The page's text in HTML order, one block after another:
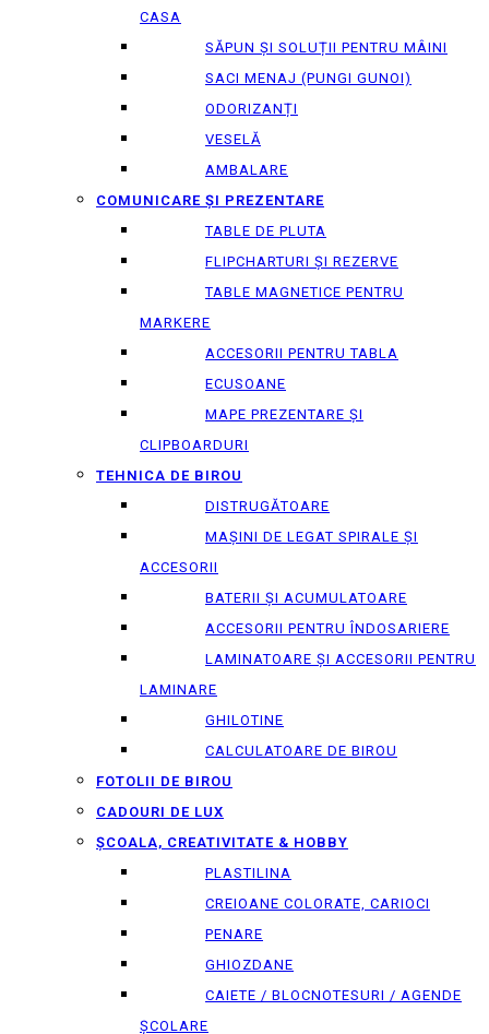
CASA
SĂPUN ȘI SOLUȚII PENTRU MÂINI
SACI MENAJ (PUNGI GUNOI)
ODORIZANȚI
VESELĂ
AMBALARE
COMUNICARE ȘI PREZENTARE
TABLE DE PLUTA
FLIPCHARTURI ȘI REZERVE
TABLE MAGNETICE PENTRU
MARKERE
ACCESORII PENTRU TABLA
ECUSOANE
MAPE PREZENTARE ȘI
CLIPBOARDURI
TEHNICA DE BIROU
DISTRUGĂTOARE
MAȘINI DE LEGAT SPIRALE ȘI
ACCESORII
BATERII ȘI ACUMULATOARE
ACCESORII PENTRU ÎNDOSARIERE
LAMINATOARE ȘI ACCESORII PENTRU
LAMINARE
GHILOTINE
CALCULATOARE DE BIROU
FOTOLII DE BIROU
CADOURI DE LUX
ȘCOALA, CREATIVITATE & HOBBY
PLASTILINA
CREIOANE COLORATE, CARIOCI
PENARE
GHIOZDANE
CAIETE / BLOCNOTESURI / AGENDE
ȘCOLARE